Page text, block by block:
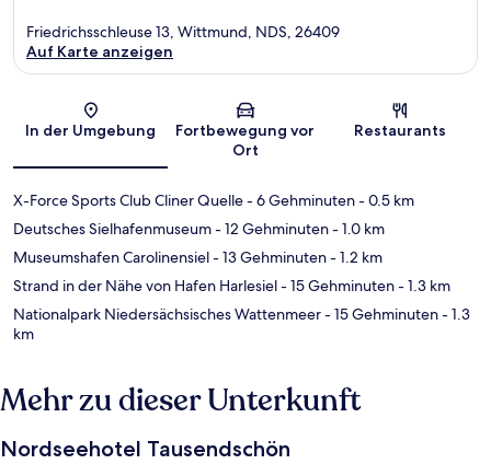
Karte
Friedrichsschleuse 13, Wittmund, NDS, 26409
Auf Karte anzeigen
In der Umgebung
Fortbewegung vor
Ort
Restaurants
X-Force Sports Club Cliner Quelle- 6 Gehminuten- 0.5 km
Deutsches Sielhafenmuseum- 12 Gehminuten- 1.0 km
Museumshafen Carolinensiel- 13 Gehminuten- 1.2 km
Strand in der Nähe von Hafen Harlesiel- 15 Gehminuten- 1.3 km
Nationalpark Niedersächsisches Wattenmeer- 15 Gehminuten- 1.3
km
Mehr zu dieser Unterkunft
Nordseehotel Tausendschön